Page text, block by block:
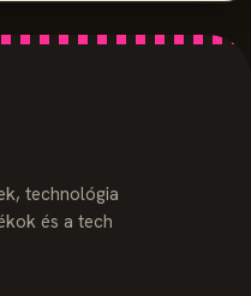
technológia
és a tech